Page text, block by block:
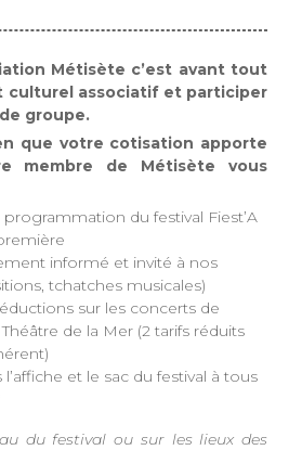
Métisète c’est avant tout
culturel associatif et participer
groupe.
que votre cotisation apporte
membre de Métisète vous
du festival Fiest’A
informé et invité à nos
tchatches musicales)
sur les concerts de
Théâtre de la Mer (2 tarifs réduits
et le sac du festival à tous
du festival ou sur les lieux des